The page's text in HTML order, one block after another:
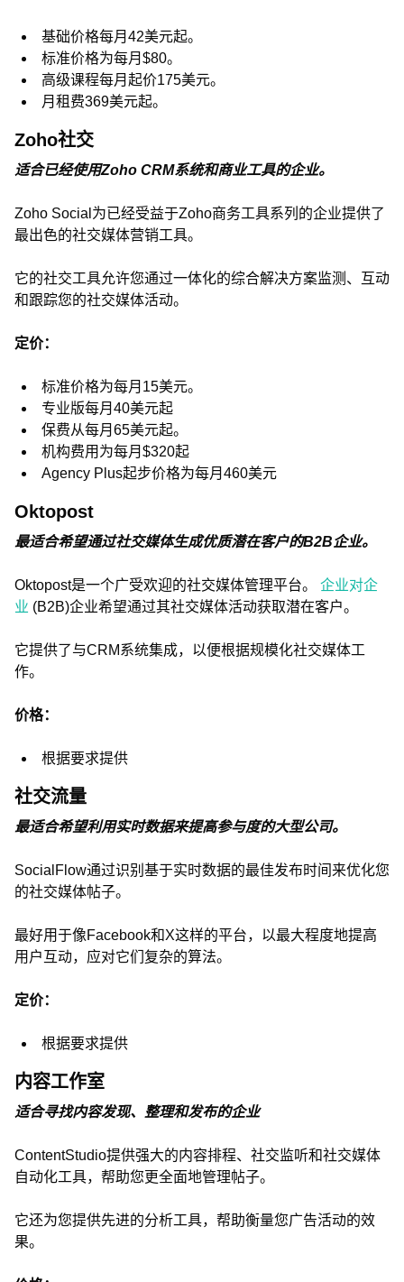
基础价格每月42美元起。
标准价格为每月$80。
高级课程每月起价175美元。
月租费369美元起。
Zoho社交
适合已经使用Zoho CRM系统和商业工具的企业。
Zoho Social为已经受益于Zoho商务工具系列的企业提供了
最出色的社交媒体营销工具。
它的社交工具允许您通过一体化的综合解决方案监测、互动
和跟踪您的社交媒体活动。
定价：
标准价格为每月15美元。
专业版每月40美元起
保费从每月65美元起。
机构费用为每月$320起
Agency Plus起步价格为每月460美元
Oktopost
最适合希望通过社交媒体生成优质潜在客户的B2B企业。
Oktopost是一个广受欢迎的社交媒体管理平台。 企业对企
业 (B2B)企业希望通过其社交媒体活动获取潜在客户。
它提供了与CRM系统集成，以便根据规模化社交媒体工
作。
价格：
根据要求提供
社交流量
最适合希望利用实时数据来提高参与度的大型公司。
SocialFlow通过识别基于实时数据的最佳发布时间来优化您
的社交媒体帖子。
最好用于像Facebook和X这样的平台，以最大程度地提高
用户互动，应对它们复杂的算法。
定价：
根据要求提供
内容工作室
适合寻找内容发现、整理和发布的企业
ContentStudio提供强大的内容排程、社交监听和社交媒体
自动化工具，帮助您更全面地管理帖子。
它还为您提供先进的分析工具，帮助衡量您广告活动的效
果。